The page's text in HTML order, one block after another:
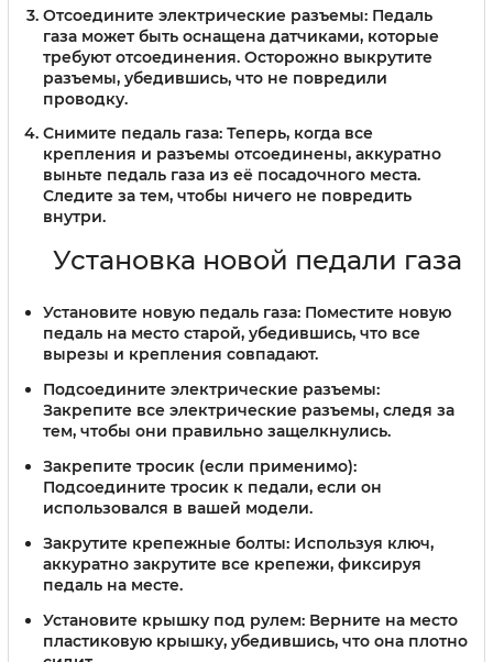
Отсоедините электрические разъемы: Педаль
газа может быть оснащена датчиками, которые
требуют отсоединения. Осторожно выкрутите
разъемы, убедившись, что не повредили
проводку.
Снимите педаль газа: Теперь, когда все
крепления и разъемы отсоединены, аккуратно
выньте педаль газа из её посадочного места.
Следите за тем, чтобы ничего не повредить
внутри.
Установка новой педали газа
Установите новую педаль газа: Поместите новую
педаль на место старой, убедившись, что все
вырезы и крепления совпадают.
Подсоедините электрические разъемы:
Закрепите все электрические разъемы, следя за
тем, чтобы они правильно защелкнулись.
Закрепите тросик (если применимо):
Подсоедините тросик к педали, если он
использовался в вашей модели.
Закрутите крепежные болты: Используя ключ,
аккуратно закрутите все крепежи, фиксируя
педаль на месте.
Установите крышку под рулем: Верните на место
пластиковую крышку, убедившись, что она плотно